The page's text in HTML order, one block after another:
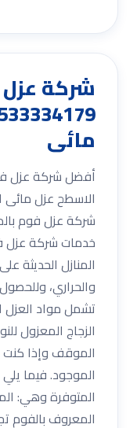
شركة عزل
مائى
الاسطح عزل
شركة عزل فوم
خدمات شركة عزل
المنازل الحديثة
والحراري،
تشمل مواد العزل
الزجاج المعزول
الموقف وإذا كنت
الموجود. فيما
المتوفرة وهي:
المعروف بالفوم